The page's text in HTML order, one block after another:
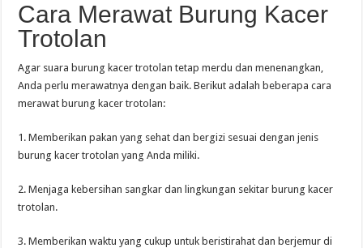
Cara Merawat Burung Kacer
Trotolan
Agar suara burung kacer trotolan tetap merdu dan menenangkan,
Anda perlu merawatnya dengan baik. Berikut adalah beberapa cara
merawat burung kacer trotolan:
1. Memberikan pakan yang sehat dan bergizi sesuai dengan jenis
burung kacer trotolan yang Anda miliki.
2. Menjaga kebersihan sangkar dan lingkungan sekitar burung kacer
trotolan.
3. Memberikan waktu yang cukup untuk beristirahat dan berjemur di